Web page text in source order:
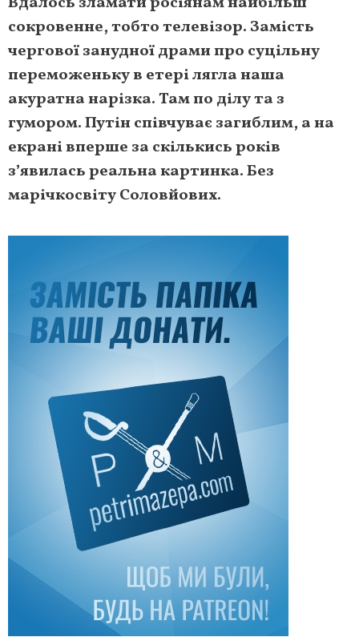
сокровенне, тобто телевізор. Замість
чергової занудної драми про суцільну
переможеньку в етері лягла наша
акуратна нарізка. Там по ділу та з
гумором. Путін співчуває загиблим, а на
екрані вперше за скількись років
з’явилась реальна картинка. Без
марічкосвіту Соловйових.